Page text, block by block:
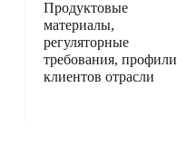
Продуктовые
материалы,
регуляторные
требования, профили
клиентов отрасли